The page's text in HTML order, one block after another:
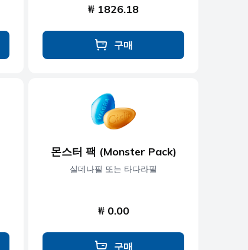
₩ 1826.18
구매
몬스터 팩 (Monster Pack)
실데나필 또는 타다라필
₩ 0.00
구매